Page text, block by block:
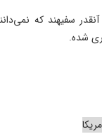
آنقدر سفیهند که
شده.